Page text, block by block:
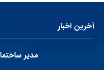
آخرین اخبار
مدیر